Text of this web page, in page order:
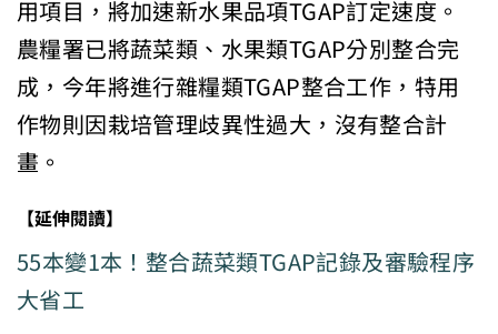
農糧署已將蔬菜類、水果類TGAP分別整合完
成，今年將進行雜糧類TGAP整合工作，特用
作物則因栽培管理歧異性過大，沒有整合計
畫。
【延伸閱讀】
55本變1本！整合蔬菜類TGAP記錄及審驗程序
大省工